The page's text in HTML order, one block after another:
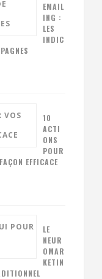
EMAIL
ING :
LES
INDIC
10
ACTI
ONS
POUR
EFFICACE
LE
NEUR
OMAR
KETIN